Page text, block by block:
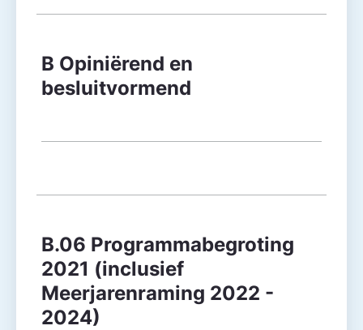
B Opiniërend en
besluitvormend
B.06 Programmabegroting
2021 (inclusief
Meerjarenraming 2022 -
2024)